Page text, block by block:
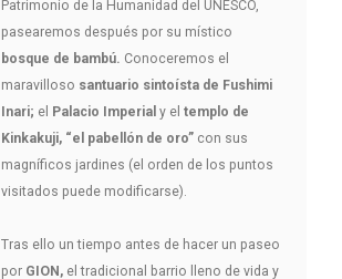
Patrimonio de la Humanidad del UNESCO,
pasearemos después por su místico
bosque de bambú. Conoceremos el
maravilloso santuario sintoísta de Fushimi
Inari; el Palacio Imperial y el templo de
Kinkakuji, “el pabellón de oro” con sus
magníficos jardines (el orden de los puntos
visitados puede modificarse).
Tras ello un tiempo antes de hacer un paseo
por GION, el tradicional barrio lleno de vida y